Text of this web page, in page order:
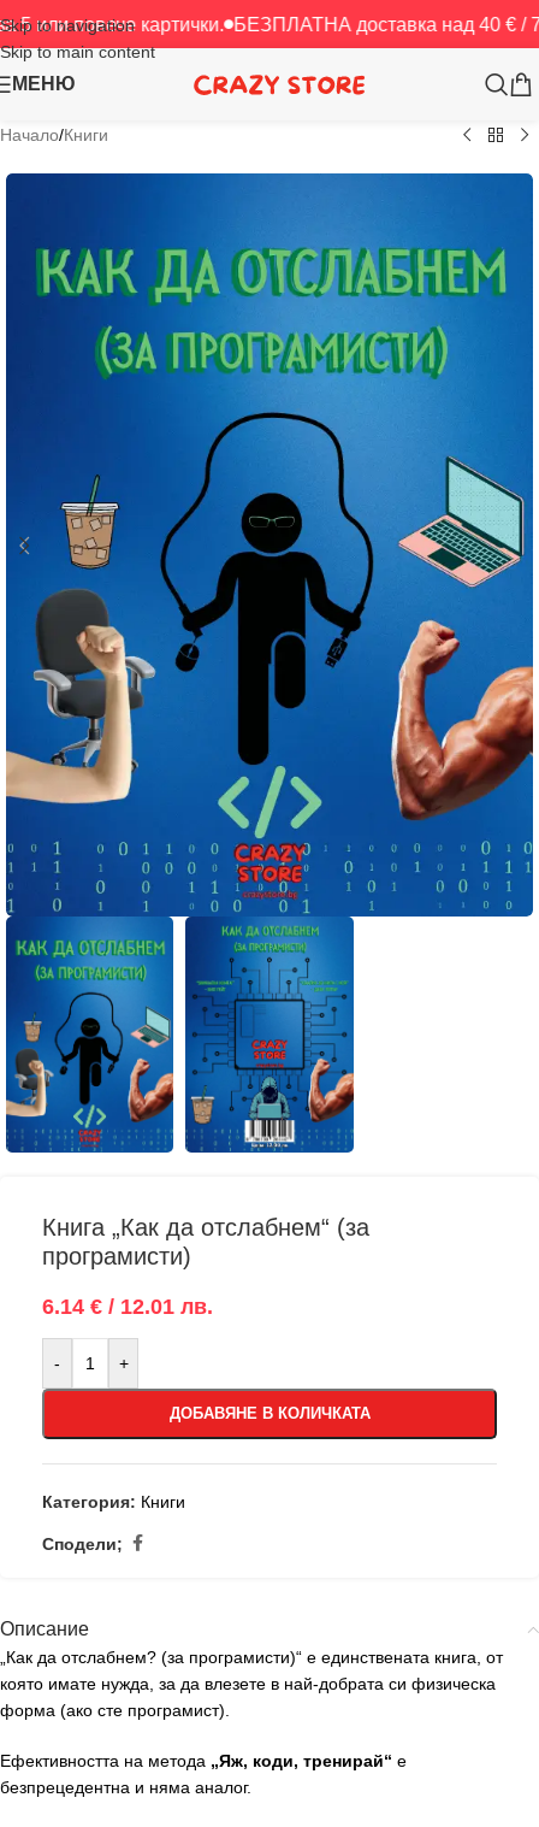
Skip to navigation
Skip to main content
картички. БЕЗПЛАТНА доставка над 40 € / 78.23 лв.
МЕНЮ
Начало/Книги
Книга „Как да отслабнем“ (за
програмисти)
6.14 € / 12.01 лв.
- +
ДОБАВЯНЕ В КОЛИЧКАТА
Категория: Книги
Сподели;
Описание
„Как да отслабнем? (за програмисти)“ е единствената книга, от
която имате нужда, за да влезете в най-добрата си физическа
форма (ако сте програмист).
Ефективността на метода „Яж, коди, тренирай“ е
безпрецедентна и няма аналог.